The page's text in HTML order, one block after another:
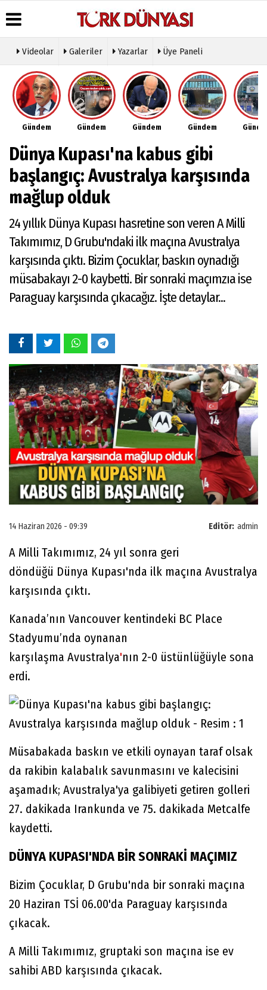
Üye Paneli
Haber
Arşivi
Gazete
Arşivi
Haberleri
Hava
Durumu
Gazete
Manşetleri
Anketler
Biyografiler
Köşe
Yazarları
Video
Galeri
Foto
Etkinlikler
Künye
İletişim
Çerez
Politikası
İlkeleri
Videolar Galeriler Yazarlar Üye Paneli
Gündem Gündem Gündem Gündem
Dünya Kupası'na kabus gibi
başlangıç: Avustralya karşısında
mağlup olduk
24 yıllık Dünya Kupası hasretine son veren A Milli
Takımımız, D Grubu'ndaki ilk maçına Avustralya
karşısında çıktı. Bizim Çocuklar, baskın oynadığı
müsabakayı 2-0 kaybetti. Bir sonraki maçımzıa ise
Paraguay karşısında çıkacağız. İşte detaylar...
Editör: admin
14 Haziran 2026 - 09:39
A Milli Takımımız, 24 yıl sonra geri
döndüğü Dünya Kupası'nda ilk maçına Avustralya
karşısında çıktı.
Kanada’nın Vancouver kentindeki BC Place
Stadyumu’nda oynanan
karşılaşma Avustralya'nın 2-0 üstünlüğüyle sona
erdi.
Müsabakada baskın ve etkili oynayan taraf olsak
da rakibin kalabalık savunmasını ve kalecisini
aşamadık; Avustralya'ya galibiyeti getiren golleri
27. dakikada Irankunda ve 75. dakikada Metcalfe
kaydetti.
DÜNYA KUPASI'NDA BİR SONRAKİ MAÇIMIZ
Bizim Çocuklar, D Grubu'nda bir sonraki maçına
20 Haziran TSİ 06.00'da Paraguay karşısında
çıkacak.
A Milli Takımımız, gruptaki son maçına ise ev
sahibi ABD karşısında çıkacak.